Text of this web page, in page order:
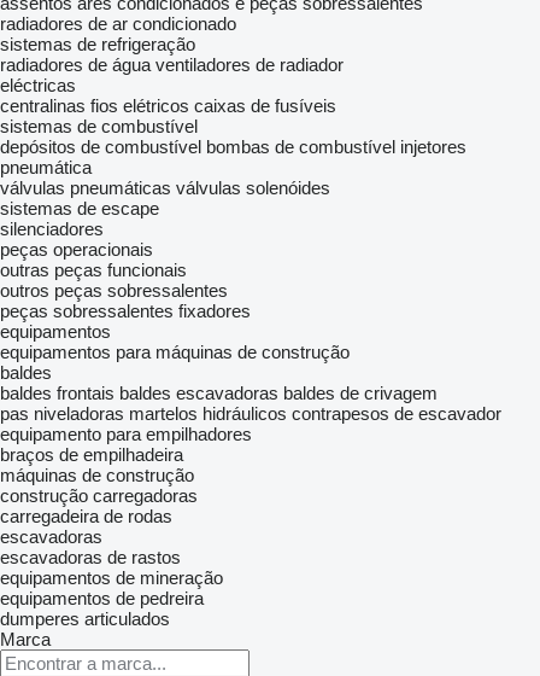
radiadores de ar condicionado
sistemas de refrigeração
radiadores de água ventiladores de radiador
eléctricas
centralinas fios elétricos caixas de fusíveis
sistemas de combustível
depósitos de combustível bombas de combustível injetores
pneumática
válvulas pneumáticas válvulas solenóides
sistemas de escape
silenciadores
peças operacionais
outras peças funcionais
outros peças sobressalentes
peças sobressalentes fixadores
equipamentos
equipamentos para máquinas de construção
baldes
baldes frontais baldes escavadoras baldes de crivagem
pas niveladoras martelos hidráulicos contrapesos de escavador
equipamento para empilhadores
braços de empilhadeira
máquinas de construção
construção carregadoras
carregadeira de rodas
escavadoras
escavadoras de rastos
equipamentos de mineração
equipamentos de pedreira
dumperes articulados
Marca